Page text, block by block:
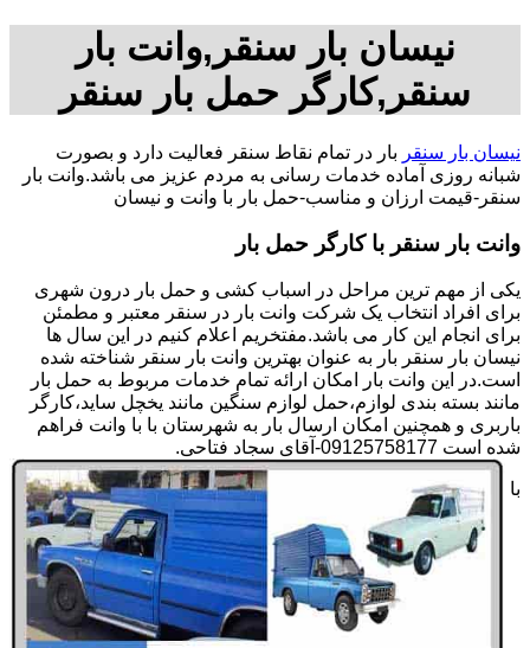
نیسان بار سنقر,وانت بار
سنقر,کارگر حمل بار سنقر
نیسان بار سنقر بار در تمام نقاط سنقر فعالیت دارد و بصورت
شبانه روزی آماده خدمات رسانی به مردم عزیز می باشد.وانت بار
سنقر-قیمت ارزان و مناسب-حمل بار با وانت و نیسان
وانت بار سنقر با کارگر حمل بار
یکی از مهم ترین مراحل در اسباب کشی و حمل بار درون شهری
برای افراد انتخاب یک شرکت وانت بار در سنقر معتبر و مطمئن
برای انجام این کار می باشد.مفتخریم اعلام کنیم در این سال ها
نیسان بار سنقر بار به عنوان بهترین وانت بار سنقر شناخته شده
است.در این وانت بار امکان ارائه تمام خدمات مربوط به حمل بار
مانند بسته بندی لوازم،حمل لوازم سنگین مانند یخچل ساید،کارگر
باربری و همچنین امکان ارسال بار به شهرستان با با وانت فراهم
شده است 09125758177-آقای سجاد فتاحی.
با